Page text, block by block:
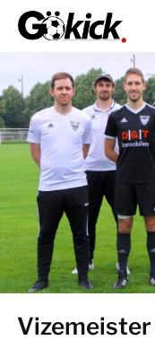
Vizemeister